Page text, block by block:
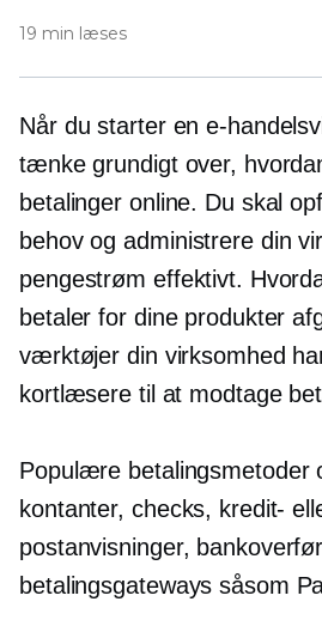
19 min læses
Når du starter en e-
tænke grundigt over,
betalinger online. Du skal
behov og administrere din
pengestrøm effektivt.
betaler for dine produkter
værktøjer din virksomhed
kortlæsere til at modtage
Populære betalingsmetoder
kontanter, checks, kredit-
postanvisninger,
betalingsgateways såsom